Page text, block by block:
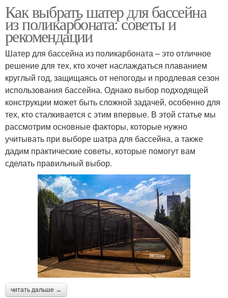
Как выбрать шатер для бассейна
из поликарбоната: советы и
рекомендации
Шатер для бассейна из поликарбоната – это отличное
решение для тех, кто хочет наслаждаться плаванием
круглый год, защищаясь от непогоды и продлевая сезон
использования бассейна. Однако выбор подходящей
конструкции может быть сложной задачей, особенно для
тех, кто сталкивается с этим впервые. В этой статье мы
рассмотрим основные факторы, которые нужно
учитывать при выборе шатра для бассейна, а также
дадим практические советы, которые помогут вам
сделать правильный выбор.
читать дальше →